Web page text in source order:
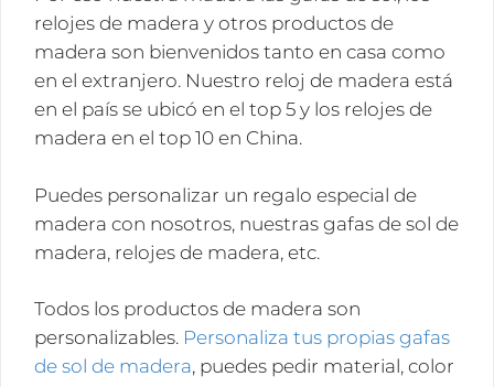
relojes de madera y otros productos de
madera son bienvenidos tanto en casa como
en el extranjero. Nuestro reloj de madera está
en el país se ubicó en el top 5 y los relojes de
madera en el top 10 en China.
Puedes personalizar un regalo especial de
madera con nosotros, nuestras gafas de sol de
madera, relojes de madera, etc.
Todos los productos de madera son
personalizables. Personaliza tus propias gafas
de sol de madera, puedes pedir material, color